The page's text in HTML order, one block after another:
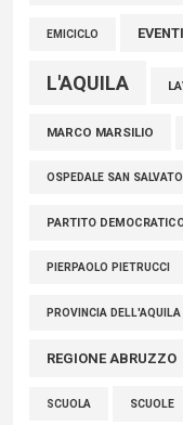
EMICICLO EVENTI
L'AQUILA
MARCO MARSILIO
OSPEDALE SAN
PARTITO
PIERPAOLO PIETRUCCI
PROVINCIA DELL'AQUILA
REGIONE ABRUZZO
SCUOLA SCUOLE